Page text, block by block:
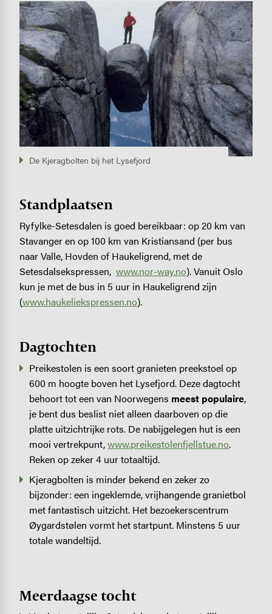
Image
De Kjeragbolten bij het Lysefjord
Standplaatsen
Ryfylke-Setesdalen is goed bereikbaar: op 20 km van
Stavanger en op 100 km van Kristiansand (per bus
naar Valle, Hovden of Haukeligrend, met de
Setesdalsekspressen, www.nor-way.no). Vanuit Oslo
kun je met de bus in 5 uur in Haukeligrend zijn
(www.haukeliekspressen.no).
Dagtochten
Preikestolen is een soort granieten preekstoel op
600 m hoogte boven het Lysefjord. Deze dagtocht
behoort tot een van Noorwegens meest populaire,
je bent dus beslist niet alleen daarboven op die
platte uitzichtrijke rots. De nabijgelegen hut is een
mooi vertrekpunt,www.preikestolenfjellstue.no.
Reken op zeker 4 uur totaaltijd.
Kjeragbolten is minder bekend en zeker zo
bijzonder: een ingeklemde, vrijhangende granietbol
met fantastisch uitzicht. Het bezoekerscentrum
Øygardstølen vormt het startpunt. Minstens 5 uur
totale wandeltijd.
Meerdaagse tocht